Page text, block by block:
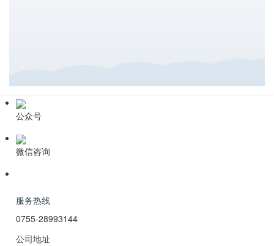
公众号
微信咨询
服务热线
0755-28993144
公司地址